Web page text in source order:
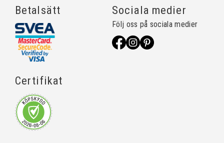
Betalsätt
Certifikat
Sociala medier
Följ oss på sociala medier